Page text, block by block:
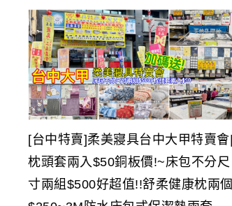
[台中特賣]柔美寢具台中大甲特賣會|
枕頭套兩入$50銅板價!~床包不分尺
寸兩組$500好超值!!舒柔健康枕兩個